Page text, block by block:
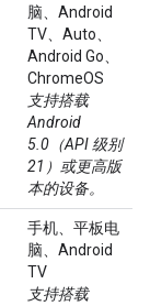
脑、Android
TV、Auto、
Android Go、
ChromeOS
支持搭载
Android
5.0（API 级别
21）或更高版
本的设备。
手机、平板电
脑、Android
TV
支持搭载